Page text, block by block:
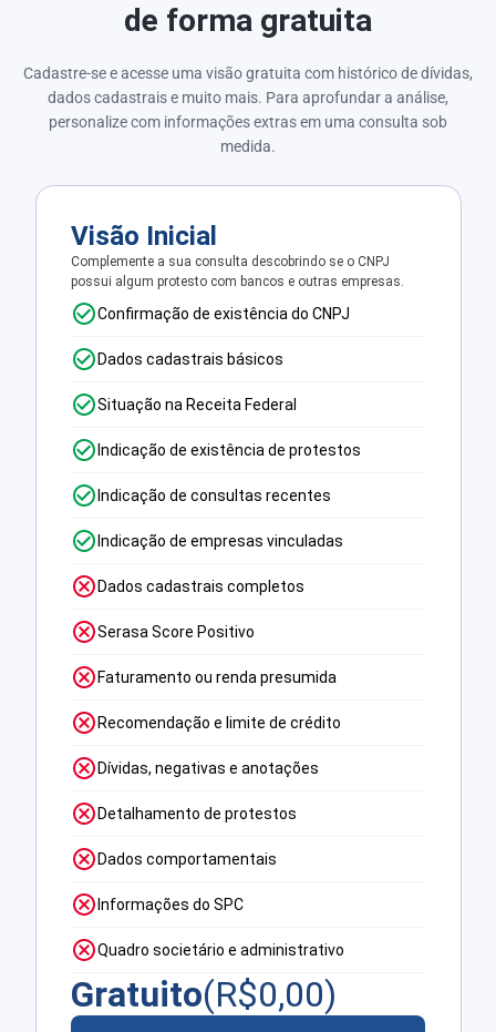
de forma gratuita
Cadastre-se e acesse uma visão gratuita com histórico de dívidas,
dados cadastrais e muito mais. Para aprofundar a análise,
personalize com informações extras em uma consulta sob
medida.
Visão Inicial
Complemente a sua consulta descobrindo se o CNPJ
possui algum protesto com bancos e outras empresas.
Confirmação de existência do CNPJ
Dados cadastrais básicos
Situação na Receita Federal
Indicação de existência de protestos
Indicação de consultas recentes
Indicação de empresas vinculadas
Dados cadastrais completos
Serasa Score Positivo
Faturamento ou renda presumida
Recomendação e limite de crédito
Dívidas, negativas e anotações
Detalhamento de protestos
Dados comportamentais
Informações do SPC
Quadro societário e administrativo
Gratuito(R$0,00)